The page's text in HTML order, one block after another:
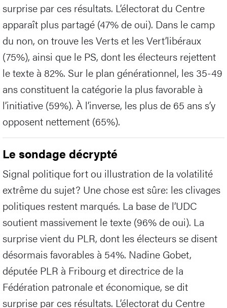
surprise par ces résultats. L’électorat du Centre
apparaît plus partagé (47% de oui). Dans le camp
du non, on trouve les Verts et les Vert’libéraux
(75%), ainsi que le PS, dont les électeurs rejettent
le texte à 82%. Sur le plan générationnel, les 35-49
ans constituent la catégorie la plus favorable à
l’initiative (59%). À l’inverse, les plus de 65 ans s’y
opposent nettement (65%).
Le sondage décrypté
Signal politique fort ou illustration de la volatilité
extrême du sujet? Une chose est sûre: les clivages
politiques restent marqués. La base de l’UDC
soutient massivement le texte (96% de oui). La
surprise vient du PLR, dont les électeurs se disent
désormais favorables à 54%. Nadine Gobet,
députée PLR à Fribourg et directrice de la
Fédération patronale et économique, se dit
surprise par ces résultats. L’électorat du Centre